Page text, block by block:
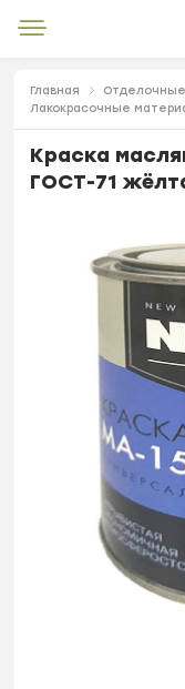
Главная
Лакокрасочные
Краска
ГОСТ-71